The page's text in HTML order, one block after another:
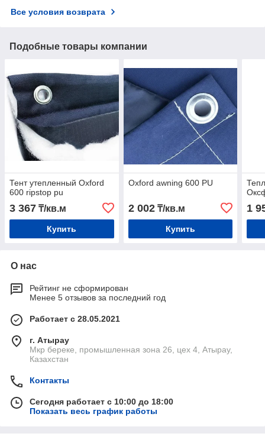
Все условия возврата
Подобные товары компании
Тент утепленный Oxford
600 ripstop pu
3 367 ₸/кв.м
Купить
Oxford awning 600 PU
2 002₸/кв.м
Купить
1
О нас
Рейтинг не сформирован
Менее 5 отзывов за последний год
Работает с 28.05.2021
г. Атырау
Мкр береке, промышленная зона 26, цех 4, Атырау,
Казахстан
Контакты
Сегодня работает с 10:00 до 18:00
Показать весь график работы